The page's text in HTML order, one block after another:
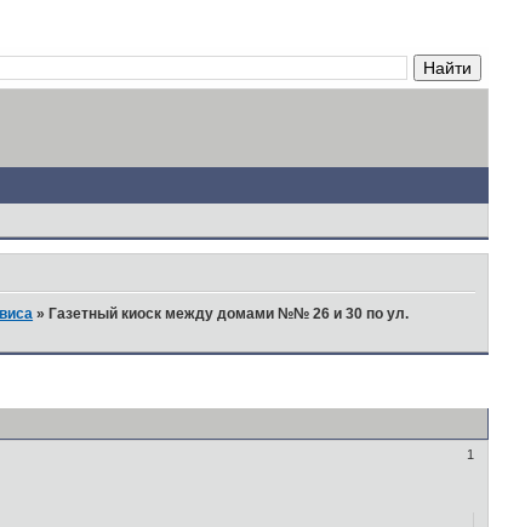
»Газетный киоск между домами №№ 26 и 30 по ул.
1